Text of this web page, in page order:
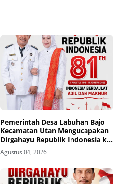
Pemerintah Desa Labuhan Bajo
Kecamatan Utan Mengucapakan
Dirgahayu Republik Indonesia ke-
81
Agustus 04, 2026